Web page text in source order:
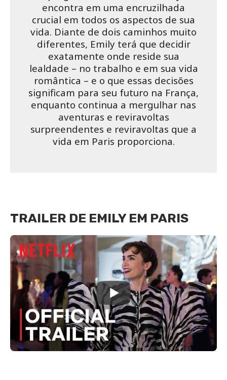
encontra em uma encruzilhada
crucial em todos os aspectos de sua
vida. Diante de dois caminhos muito
diferentes, Emily terá que decidir
exatamente onde reside sua
lealdade – no trabalho e em sua vida
romântica – e o que essas decisões
significam para seu futuro na França,
enquanto continua a mergulhar nas
aventuras e reviravoltas
surpreendentes e reviravoltas que a
vida em Paris proporciona.
TRAILER DE EMILY EM PARIS